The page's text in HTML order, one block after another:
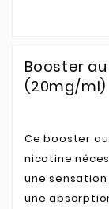
Booster
(20mg/ml)
Ce booster
nicotine
une
une